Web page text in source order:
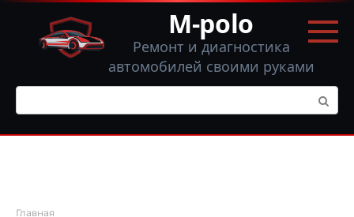
Перейти
контенту
M-polo
Ремонт и диагностика
автомобилей своими руками
Поиск:
Главная